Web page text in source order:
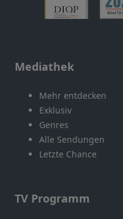
Mediathek
Mehr entdecken
Exklusiv
Genres
Alle Sendungen
Letzte Chance
TV Programm